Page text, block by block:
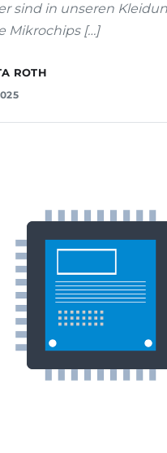
sind in unseren
Mikrochips […]
ROTH